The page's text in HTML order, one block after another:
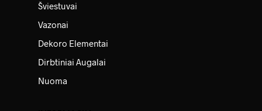
Šviestuvai
Vazonai
Dekoro Elementai
Dirbtiniai Augalai
Nuoma